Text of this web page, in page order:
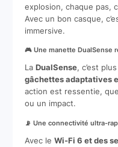
explosion, chaque pas,
Avec un bon casque,
immersive.
🎮 Une manette DualSense
La DualSense, c’est
gâchettes adaptatives
action est ressentie,
ou un impact.
📡 Une connectivité ultra-
Avec le Wi-Fi 6 et des